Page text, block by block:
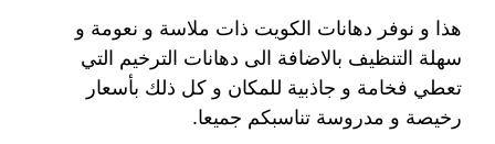
هذا و نوفر دهانات الكويت ذات ملاسة و نعومة و
سهلة التنظيف بالاضافة الى دهانات الترخيم التي
تعطي فخامة و جاذبية للمكان و كل ذلك بأسعار
رخيصة و مدروسة تناسبكم جميعا.